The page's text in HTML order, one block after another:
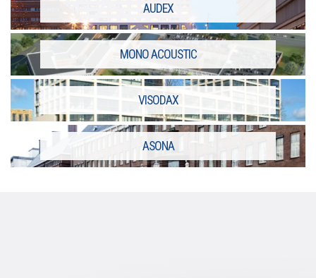
AUDEX
MONO ACOUSTIC
VISODAX
ASONA